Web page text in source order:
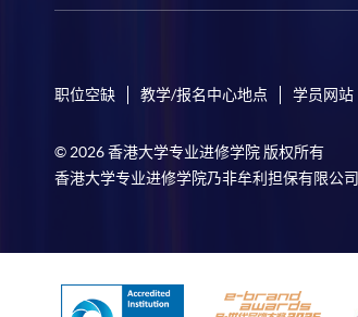
职位空缺 教学/报名中心地点 学员网站
© 2026 香港大学专业进修学院 版权所有
香港大学专业进修学院乃非牟利担保有限公司